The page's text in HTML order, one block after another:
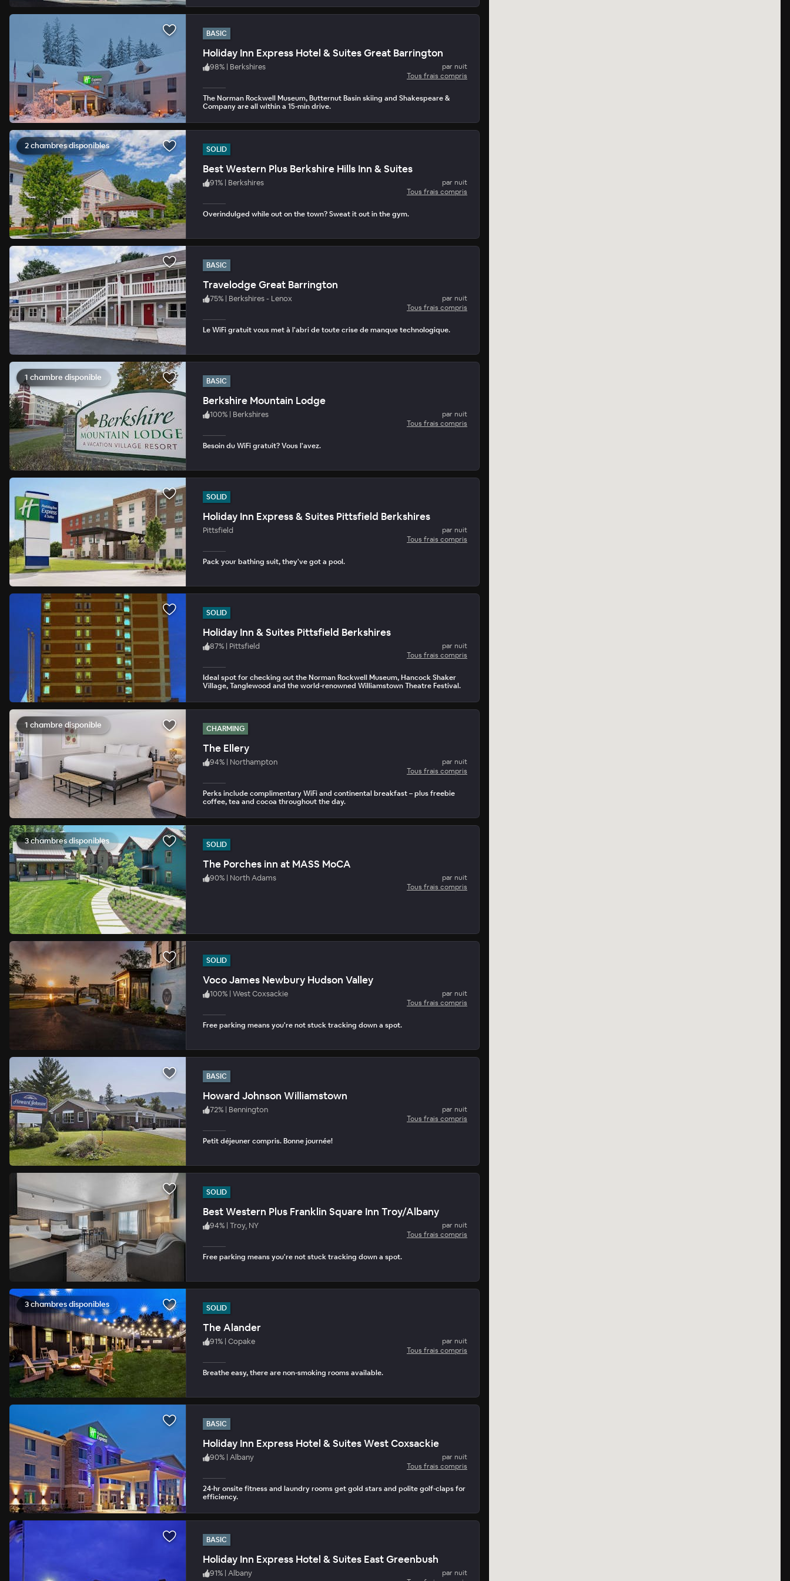
BASIC
Holiday Inn Express Hotel & Suites Great Barrington
98% | Berkshires
par nuit
Tous frais compris
The Norman Rockwell Museum, Butternut Basin skiing and Shakespeare &
Company are all within a 15-min drive.
2 chambres disponibles SOLID
Best Western Plus Berkshire Hills Inn & Suites
91% | Berkshires
par nuit
Tous frais compris
Overindulged while out on the town? Sweat it out in the gym.
BASIC
Travelodge Great Barrington
75% | Berkshires - Lenox
par nuit
Tous frais compris
Le WiFi gratuit vous met à l'abri de toute crise de manque technologique.
1 chambre disponible BASIC
Berkshire Mountain Lodge
100% | Berkshires
par nuit
Tous frais compris
Besoin du WiFi gratuit? Vous l'avez.
SOLID
Holiday Inn Express & Suites Pittsfield Berkshires
Pittsfield
par nuit
Tous frais compris
Pack your bathing suit, they've got a pool.
SOLID
Holiday Inn & Suites Pittsfield Berkshires
87% | Pittsfield
par nuit
Tous frais compris
Ideal spot for checking out the Norman Rockwell Museum, Hancock Shaker
Village, Tanglewood and the world-renowned Williamstown Theatre Festival.
1 chambre disponible CHARMING
The Ellery
94% | Northampton
par nuit
Tous frais compris
Perks include complimentary WiFi and continental breakfast – plus freebie
coffee, tea and cocoa throughout the day.
3 chambres disponibles SOLID
The Porches inn at MASS MoCA
90% | North Adams
par nuit
Tous frais compris
SOLID
Voco James Newbury Hudson Valley
100% | West Coxsackie
par nuit
Tous frais compris
Free parking means you're not stuck tracking down a spot.
BASIC
Howard Johnson Williamstown
72% | Bennington
par nuit
Tous frais compris
Petit déjeuner compris. Bonne journée!
SOLID
Best Western Plus Franklin Square Inn Troy/Albany
94% | Troy, NY
par nuit
Tous frais compris
Free parking means you're not stuck tracking down a spot.
3 chambres disponibles SOLID
The Alander
91% | Copake
par nuit
Tous frais compris
Breathe easy, there are non-smoking rooms available.
BASIC
Holiday Inn Express Hotel & Suites West Coxsackie
90% | Albany
par nuit
Tous frais compris
24-hr onsite fitness and laundry rooms get gold stars and polite golf-claps for
efficiency.
BASIC
Holiday Inn Express Hotel & Suites East Greenbush
91% | Albany
par nuit